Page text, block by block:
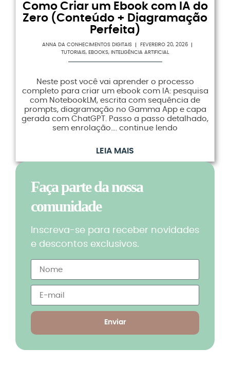
Como Criar um Ebook com IA do
Zero (Conteúdo + Diagramação
Perfeita)
ANNA DA CONHECIMENTOS DIGITAIS
FEVEREIRO 20, 2026
TUTORIAIS, EBOOKS, INTELIGÊNCIA ARTIFICIAL
Neste post você vai aprender o processo
completo para criar um ebook com IA: pesquisa
com NotebookLM, escrita com sequência de
prompts, diagramação no Gamma App e capa
gerada com ChatGPT. Passo a passo detalhado,
sem enrolação…. continue lendo
LEIA MAIS
Faça parte da nossa
comunidade
Inscreva-se para receber novidades
e descontos exclusivos.
Enviar